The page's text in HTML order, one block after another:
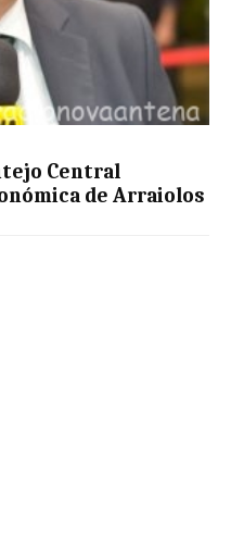
Central
de Arraiolos